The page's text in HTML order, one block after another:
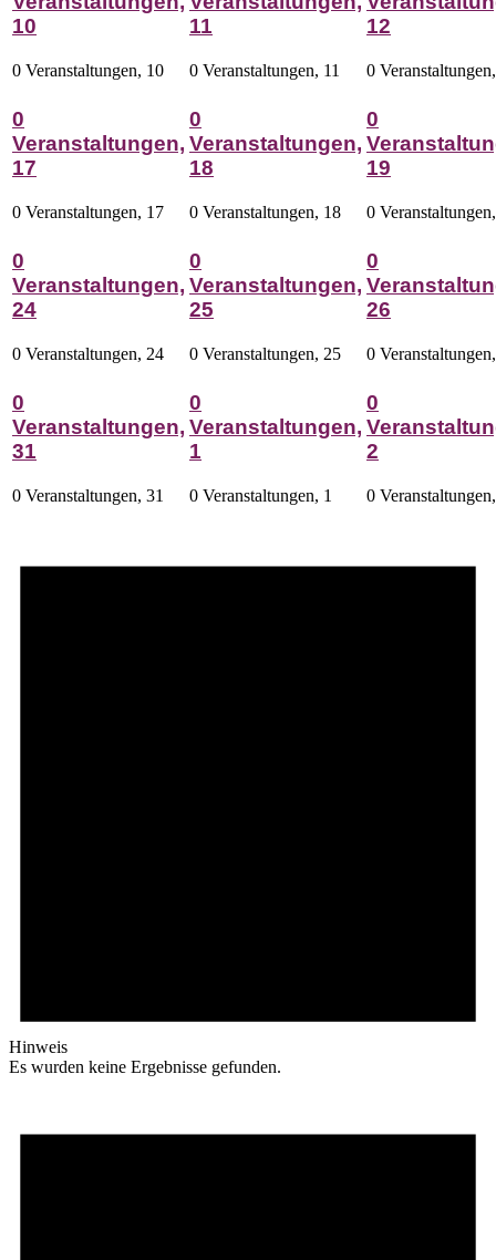
10
0 Veranstaltungen, 10
11
0 Veranstaltungen, 11
12
0
0
Veranstaltungen,
17
0 Veranstaltungen, 17
0
Veranstaltungen,
18
0 Veranstaltungen, 18
0
19
0
0
Veranstaltungen,
24
0 Veranstaltungen, 24
0
Veranstaltungen,
25
0 Veranstaltungen, 25
0
26
0
0
Veranstaltungen,
31
0 Veranstaltungen, 31
0
Veranstaltungen,
1
0 Veranstaltungen, 1
0
2
0
Hinweis
Es wurden keine Ergebnisse gefunden.